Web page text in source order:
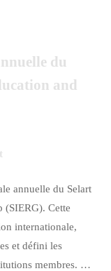
du
and
annuelle du Selart
(SIERG). Cette
internationale,
et défini les
membres. …